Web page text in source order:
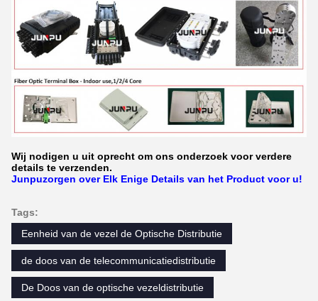
Wij nodigen u uit oprecht om ons onderzoek voor verdere
details te verzenden.
Junpuzorgen over Elk Enige Details van het Product voor u!
Tags:
Eenheid van de vezel de Optische Distributie
de doos van de telecommunicatiedistributie
De Doos van de optische vezeldistributie